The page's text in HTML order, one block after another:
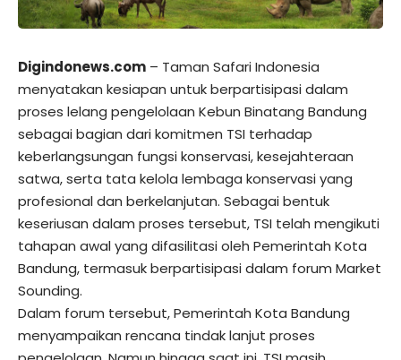
Digindonews.com – Taman Safari Indonesia
menyatakan kesiapan untuk berpartisipasi dalam
proses lelang pengelolaan Kebun Binatang Bandung
sebagai bagian dari komitmen TSI terhadap
keberlangsungan fungsi konservasi, kesejahteraan
satwa, serta tata kelola lembaga konservasi yang
profesional dan berkelanjutan. Sebagai bentuk
keseriusan dalam proses tersebut, TSI telah mengikuti
tahapan awal yang difasilitasi oleh Pemerintah Kota
Bandung, termasuk berpartisipasi dalam forum Market
Sounding.
Dalam forum tersebut, Pemerintah Kota Bandung
menyampaikan rencana tindak lanjut proses